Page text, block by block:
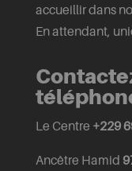
accueillir dans
En attendant,
Le Centre +229
Ancêtre Hamid